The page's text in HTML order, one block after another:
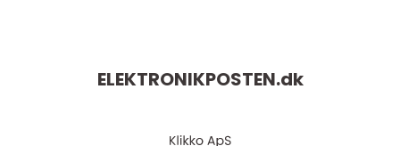
ELEKTRONIKPOSTEN.dk